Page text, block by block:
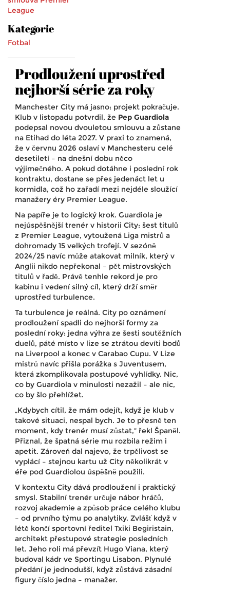
League
Kategorie
Fotbal
Prodloužení uprostřed
nejhorší série za roky
Manchester City má jasno: projekt pokračuje.
Klub v listopadu potvrdil, že Pep Guardiola
podepsal novou dvouletou smlouvu a zůstane
na Etihad do léta 2027. V praxi to znamená,
že v červnu 2026 oslaví v Manchesteru celé
desetiletí – na dnešní dobu něco
výjimečného. A pokud dotáhne i poslední rok
kontraktu, dostane se přes jedenáct let u
kormidla, což ho zařadí mezi nejdéle sloužící
manažery éry Premier League.
Na papíře je to logický krok. Guardiola je
nejúspěšnější trenér v historii City: šest titulů
z Premier League, vytoužená Liga mistrů a
dohromady 15 velkých trofejí. V sezóně
2024/25 navíc může atakovat milník, který v
Anglii nikdo nepřekonal – pět mistrovských
titulů v řadě. Právě tenhle rekord je pro
kabinu i vedení silný cíl, který drží směr
uprostřed turbulence.
Ta turbulence je reálná. City po oznámení
prodloužení spadli do nejhorší formy za
poslední roky: jedna výhra ze šesti soutěžních
duelů, páté místo v lize se ztrátou devíti bodů
na Liverpool a konec v Carabao Cupu. V Lize
mistrů navíc přišla porážka s Juventusem,
která zkomplikovala postupové vyhlídky. Nic,
co by Guardiola v minulosti nezažil – ale nic,
co by šlo přehlížet.
„Kdybych cítil, že mám odejít, když je klub v
takové situaci, nespal bych. Je to přesně ten
moment, kdy trenér musí zůstat,“ řekl Španěl.
Přiznal, že špatná série mu rozbila režim i
apetit. Zároveň dal najevo, že trpělivost se
vyplácí – stejnou kartu už City několikrát v
éře pod Guardiolou úspěšně použili.
V kontextu City dává prodloužení i praktický
smysl. Stabilní trenér určuje nábor hráčů,
rozvoj akademie a způsob práce celého klubu
– od prvního týmu po analytiky. Zvlášť když v
létě končí sportovní ředitel Txiki Begiristain,
architekt přestupové strategie posledních
let. Jeho roli má převzít Hugo Viana, který
budoval kádr ve Sportingu Lisabon. Plynulé
předání je jednodušší, když zůstává zásadní
figury číslo jedna – manažer.